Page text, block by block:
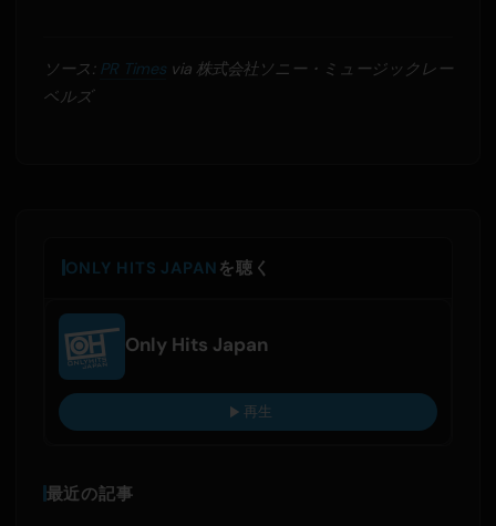
ソース: PR Timesvia 株式会社ソニー・ミュージックレー
ベルズ
ONLY HITS JAPAN を聴く
Only Hits Japan
再生
最近の記事